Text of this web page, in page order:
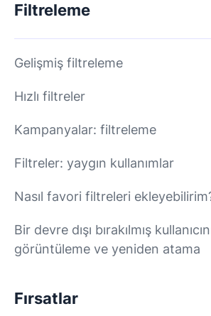
Filtreleme
Gelişmiş filtreleme
Hızlı filtreler
Kampanyalar: filtreleme
Filtreler: yaygın kullanımlar
Nasıl favori filtreleri
Bir devre dışı bırakılmış
görüntüleme ve yeniden atama
Fırsatlar